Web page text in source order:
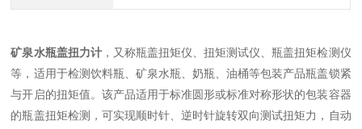
矿泉水瓶盖扭力计，又称瓶盖扭矩仪、扭矩测试仪、瓶盖扭矩检测仪
等，适用于检测饮料瓶、矿泉水瓶、奶瓶、油桶等包装产品瓶盖锁紧
与开启的扭矩值。该产品适用于标准圆形或标准对称形状的包装容器
的瓶盖扭矩检测，可实现顺时针、逆时针旋转双向测试扭矩力，自动